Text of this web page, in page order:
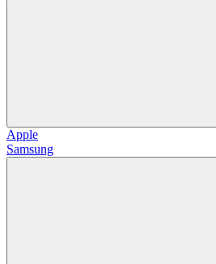
Apple
Samsung